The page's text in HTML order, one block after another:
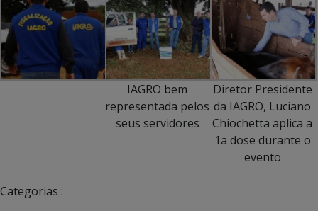
IAGRO bem
representada pelos
seus servidores
Diretor Presidente
da IAGRO, Luciano
Chiochetta aplica a
1a dose durante o
evento
Categorias :